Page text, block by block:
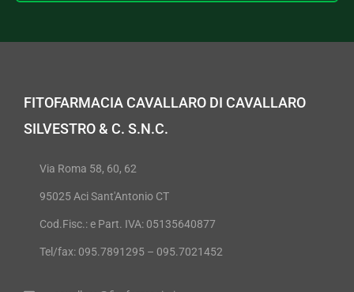
FITOFARMACIA CAVALLARO DI CAVALLARO
SILVESTRO & C. S.N.C.
Via Roma 58, 60, 62
95025 Aci Sant'Antonio CT
Cod.Fisc.: e Part. IVA: 05135640877
Tel/fax: 095.7891295 – 095.7021452